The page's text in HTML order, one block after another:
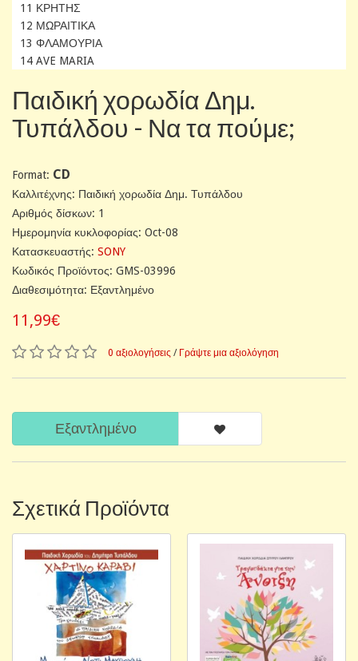
11 ΚΡΗΤΗΣ
12 ΜΩΡΑΙΤΙΚΑ
13 ΦΛΑΜΟΥΡΙΑ
14 AVE MARIA
Παιδική χορωδία Δημ.
Τυπάλδου - Να τα πούμε;
Format: CD
Καλλιτέχνης: Παιδική χορωδία Δημ. Τυπάλδου
Αριθμός δίσκων: 1
Ημερομηνία κυκλοφορίας: Oct-08
Κατασκευαστής: SONY
Κωδικός Προϊόντος: GMS-03996
Διαθεσιμότητα: Εξαντλημένο
11,99€
0 αξιολογήσεις / Γράψτε μια αξιολόγηση
Εξαντλημένο
Σχετικά Προϊόντα